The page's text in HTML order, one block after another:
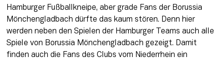
Hamburger Fußballkneipe, aber grade Fans der Borussia
Mönchengladbach dürfte das kaum stören. Denn hier
werden neben den Spielen der Hamburger Teams auch alle
Spiele von Borussia Mönchengladbach gezeigt. Damit
finden auch die Fans des Clubs vom Niederrhein ein